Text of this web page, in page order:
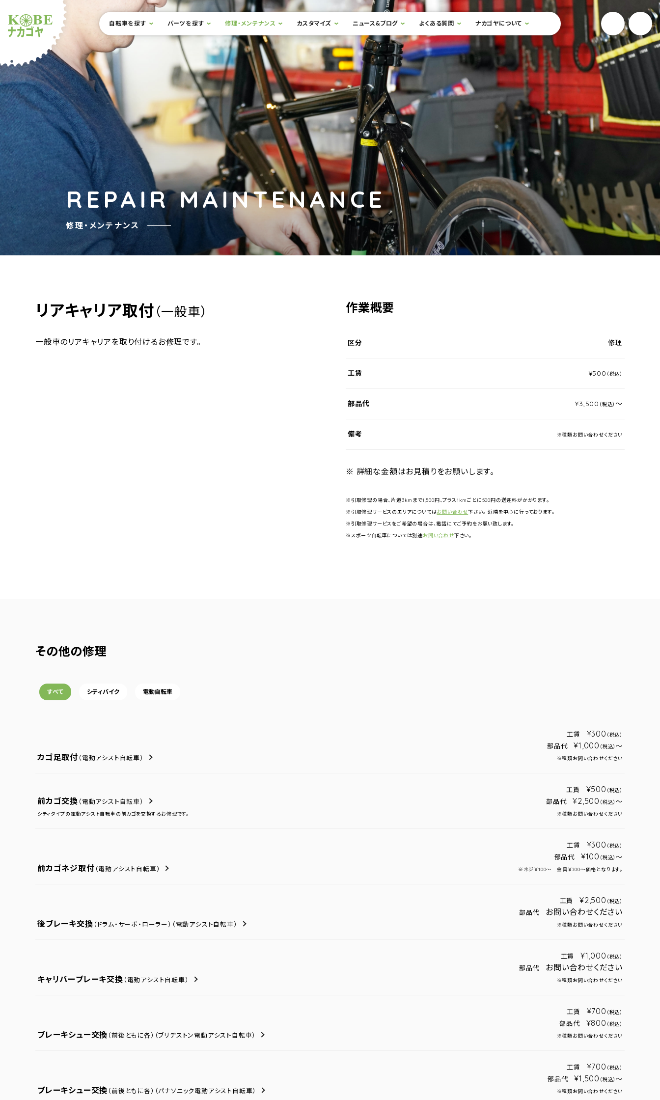
ショップナカゴヤ
サイト内メニュー
本文までスキップ
自転車を探す パーツを探す 修理・メンテナンス カスタマイズ ニュース&ブログ よくある質問 ナカゴヤについて 検索フォームを開閉する YouTube
REPAIR MAINTENANCE
修理・メンテナンス
リアキャリア取付 （一般車）
一般車のリアキャリアを取り付けるお修理です。
作業概要
区分 修理
工賃 ¥500 （税込）
部品代 ¥3,500 （税込）～
備考 ※種類お問い合わせください
※ 詳細な金額はお見積りをお願いします。
※引取修理の場合、片道3kmまで1,500円、プラス1kmごとに500円の送迎料がかかります。
※引取修理サービスのエリアについてはお問い合わせ下さい。 近隣を中心に行っております。
※引取修理サービスをご希望の場合は、電話にてご予約をお願い致します。
※スポーツ自転車については別途お問い合わせ下さい。
その他の修理
すべて シティバイク 電動自転車
カゴ足取付 （電動アシスト自転車）
工賃 ¥300 （税込）
部品代 ¥1,000 （税込）～
※種類お問い合わせください
前カゴ交換 （電動アシスト自転車）
シティタイプの電動アシスト自転車の前カゴを交換するお修理です。
工賃 ¥500 （税込）
部品代 ¥2,500 （税込）～
※種類お問い合わせください
前カゴネジ取付 （電動アシスト自転車）
工賃 ¥300 （税込）
部品代 ¥100 （税込）～
※ネジ￥100～ 金具￥300～価格となります。
後ブレーキ交換 （ドラム・サーボ・ローラー） （電動アシスト自転車）
工賃 ¥2,500 （税込）
部品代 お問い合わせください
※種類お問い合わせください
キャリパーブレーキ交換 （電動アシスト自転車）
工賃 ¥1,000 （税込）
部品代 お問い合わせください
※種類お問い合わせください
ブレーキシュー交換 （前後ともに各） （ブリヂストン電動アシスト自転車）
工賃 ¥700 （税込）
部品代 ¥800 （税込）
※種類お問い合わせください
ブレーキシュー交換 （前後ともに各） （パナソニック電動アシスト自転車）
工賃 ¥700 （税込）
部品代 ¥1,500 （税込）～
※種類お問い合わせください